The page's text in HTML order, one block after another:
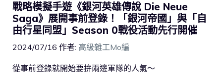
戰略模擬手遊《銀河英雄傳說 Die Neue
Saga》展開事前登錄！「銀河帝國」與「自
由行星同盟」Season 0戰役活動先行開催
2024/07/16 作者: 高級雜工Mo編
從事前登錄就開始要拚兩邊軍隊的人氣～